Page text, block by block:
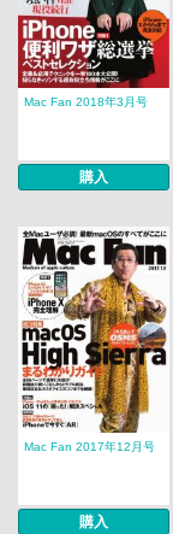
Mac Fan 2018年3月号
購入
Mac Fan 2017年12月号
購入